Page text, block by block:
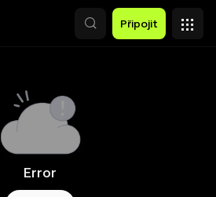
Připojit
Error